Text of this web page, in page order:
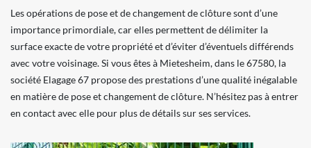
Les opérations de pose et de changement de clôture sont d’une
importance primordiale, car elles permettent de délimiter la
surface exacte de votre propriété et d’éviter d’éventuels différends
avec votre voisinage. Si vous êtes à Mietesheim, dans le 67580, la
société Elagage 67 propose des prestations d’une qualité inégalable
en matière de pose et changement de clôture. N’hésitez pas à entrer
en contact avec elle pour plus de détails sur ses services.